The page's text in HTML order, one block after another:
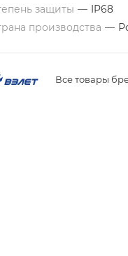
защиты — IP68
производства —
Все товары